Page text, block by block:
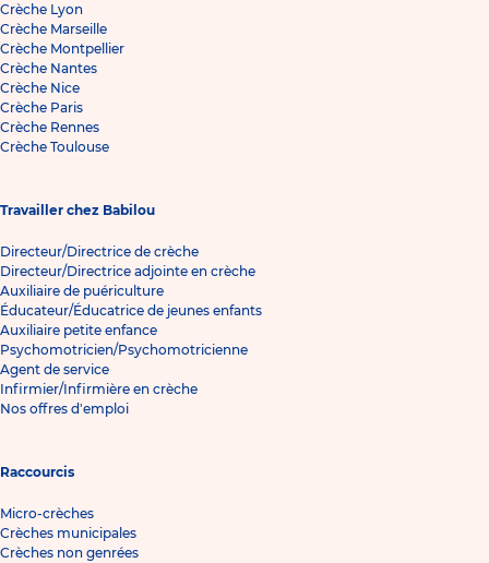
Crèche Lyon
Crèche Marseille
Crèche Montpellier
Crèche Nantes
Crèche Nice
Crèche Paris
Crèche Rennes
Crèche Toulouse
Travailler chez Babilou
Directeur/Directrice de crèche
Directeur/Directrice adjointe en crèche
Auxiliaire de puériculture
Éducateur/Éducatrice de jeunes enfants
Auxiliaire petite enfance
Psychomotricien/Psychomotricienne
Agent de service
Infirmier/Infirmière en crèche
Nos offres d'emploi
Raccourcis
Micro-crèches
Crèches municipales
Crèches non genrées